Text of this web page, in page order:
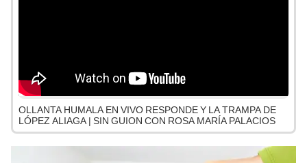
OLLANTA HUMALA EN VIVO RESPONDE Y LA TRAMPA DE
LÓPEZ ALIAGA | SIN GUION CON ROSA MARÍA PALACIOS